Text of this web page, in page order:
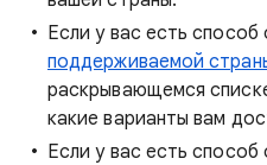
Если у вас есть способ
поддерживаемой
раскрывающемся
какие варианты вам
Если у вас есть